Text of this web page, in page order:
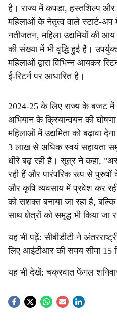
है। राज्य में कपड़ा, हस्तशिल्प
महिलाओं के नेतृत्व वाले स्टार्ट-अप
नतीजतन, महिला उद्यमियों की
की संख्या में भी वृद्धि हुई है।
महिलाओं द्वारा विभिन्न आयकर
ई-रिटर्न पर आधारित है।
2024-25 के लिए राज्य के बजट में
अभियान के क्रियान्वयन की
महिलाओं में उद्यमिता को बढ़ावा
3 लाख से अधिक स्वयं सहायता
धीरे बढ़ रही है। सूत्र ने कहा,
रही हैं और पारंपरिक रूप से पुरुषों
और कृषि व्यवसाय में प्रवेश कर
को सशक्त बनाया जा रहा है,
साथ क्षेत्रों को समृद्ध भी किया जा
यह भी पढ़ें: सीबीडीटी ने
लिए आईटीआर की समय सीमा 15
यह भी देखें: चक्रवात फेंगल